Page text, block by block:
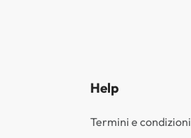
Help
Termini e condizioni